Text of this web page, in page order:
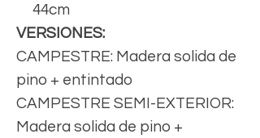
44cm
VERSIONES:
CAMPESTRE: Madera solida de
pino + entintado
CAMPESTRE SEMI-EXTERIOR:
Madera solida de pino +